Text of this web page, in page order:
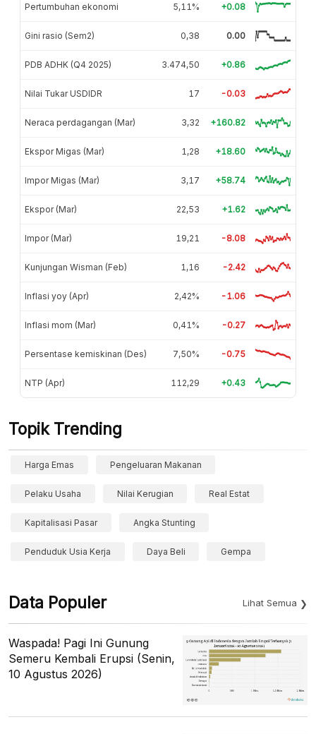
Pertumbuhan ekonomi 5,11% +0.08
Gini rasio (Sem2) 0,38 0.00
PDB ADHK (Q4 2025) 3.474,50 +0.86
Nilai Tukar USDIDR 17 -0.03
Neraca perdagangan (Mar) 3,32 +160.82
Ekspor Migas (Mar) 1,28 +18.60
Impor Migas (Mar) 3,17 +58.74
Ekspor (Mar) 22,53 +1.62
Impor (Mar) 19,21 -8.08
Kunjungan Wisman (Feb) 1,16 -2.42
Inflasi yoy (Apr) 2,42% -1.06
Inflasi mom (Mar) 0,41% -0.27
Persentase kemiskinan (Des) 7,50% -0.75
NTP (Apr) 112,29 +0.43
Topik Trending
Harga Emas Pengeluaran Makanan
Pelaku Usaha Nilai Kerugian Real Estat
Kapitalisasi Pasar Angka Stunting
Penduduk Usia Kerja Daya Beli Gempa
Data Populer Lihat Semua
Waspada! Pagi Ini Gunung
Semeru Kembali Erupsi (Senin,
10 Agustus 2026)